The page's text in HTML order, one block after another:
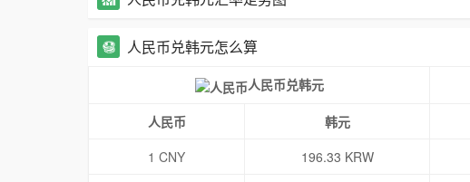
人民币兑韩元怎么算
人民币兑韩元
人民币 韩元
1 CNY
196.33 KRW